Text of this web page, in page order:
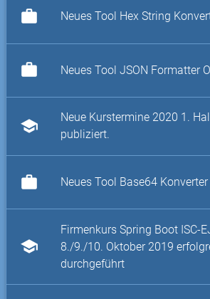
work Neues Tool Hex String
work Neues Tool JSON Formatter
school
Neue Kurstermine 2020 1.
publiziert.
work Neues Tool Base64
school
Firmenkurs Spring Boot ISC-
8./9./10. Oktober 2019
durchgeführt